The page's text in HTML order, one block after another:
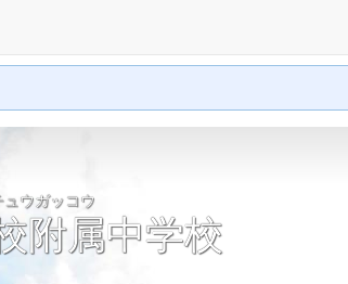
ウガッコウ
附属中学校